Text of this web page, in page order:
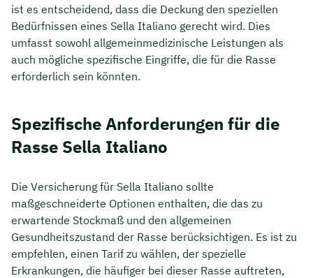
ist es entscheidend, dass die Deckung den speziellen
Bedürfnissen eines Sella Italiano gerecht wird. Dies
umfasst sowohl allgemeinmedizinische Leistungen als
auch mögliche spezifische Eingriffe, die für die Rasse
erforderlich sein könnten.
Spezifische Anforderungen für die
Rasse Sella Italiano
Die Versicherung für Sella Italiano sollte
maßgeschneiderte Optionen enthalten, die das zu
erwartende Stockmaß und den allgemeinen
Gesundheitszustand der Rasse berücksichtigen. Es ist zu
empfehlen, einen Tarif zu wählen, der spezielle
Erkrankungen, die häufiger bei dieser Rasse auftreten,